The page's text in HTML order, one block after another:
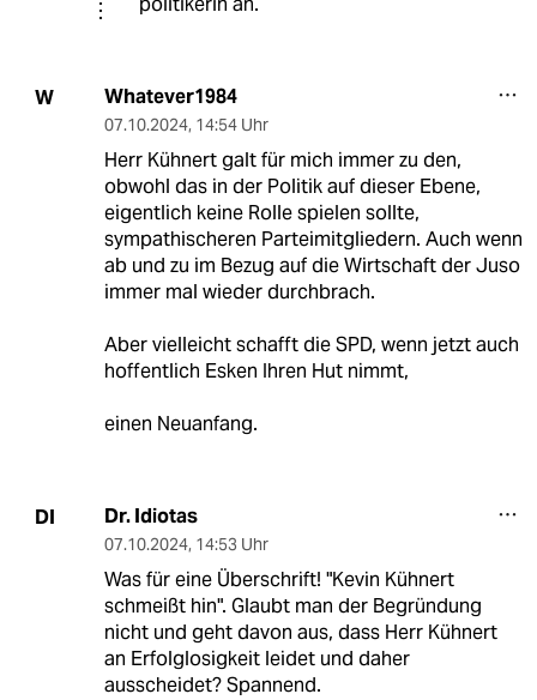
W Whatever1984
07.10.2024, 14:54 Uhr
Herr Kühnert galt für mich immer zu den,
obwohl das in der Politik auf dieser Ebene,
eigentlich keine Rolle spielen sollte,
sympathischeren Parteimitgliedern. Auch wenn
ab und zu im Bezug auf die Wirtschaft der Juso
immer mal wieder durchbrach.
Aber vielleicht schafft die SPD, wenn jetzt auch
hoffentlich Esken Ihren Hut nimmt,
einen Neuanfang.
DI Dr. Idiotas
07.10.2024, 14:53 Uhr
Was für eine Überschrift! "Kevin Kühnert
schmeißt hin". Glaubt man der Begründung
nicht und geht davon aus, dass Herr Kühnert
an Erfolglosigkeit leidet und daher
ausscheidet? Spannend.